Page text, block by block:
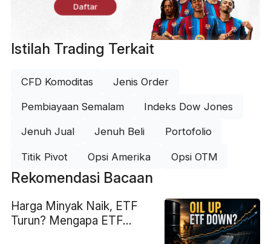
Daftar
Istilah Trading Terkait
CFD Komoditas Jenis Order
Pembiayaan Semalam Indeks Dow Jones
Jenuh Jual Jenuh Beli Portofolio
Titik Pivot Opsi Amerika Opsi OTM
Rekomendasi Bacaan
Harga Minyak Naik, ETF
Turun? Mengapa ETF